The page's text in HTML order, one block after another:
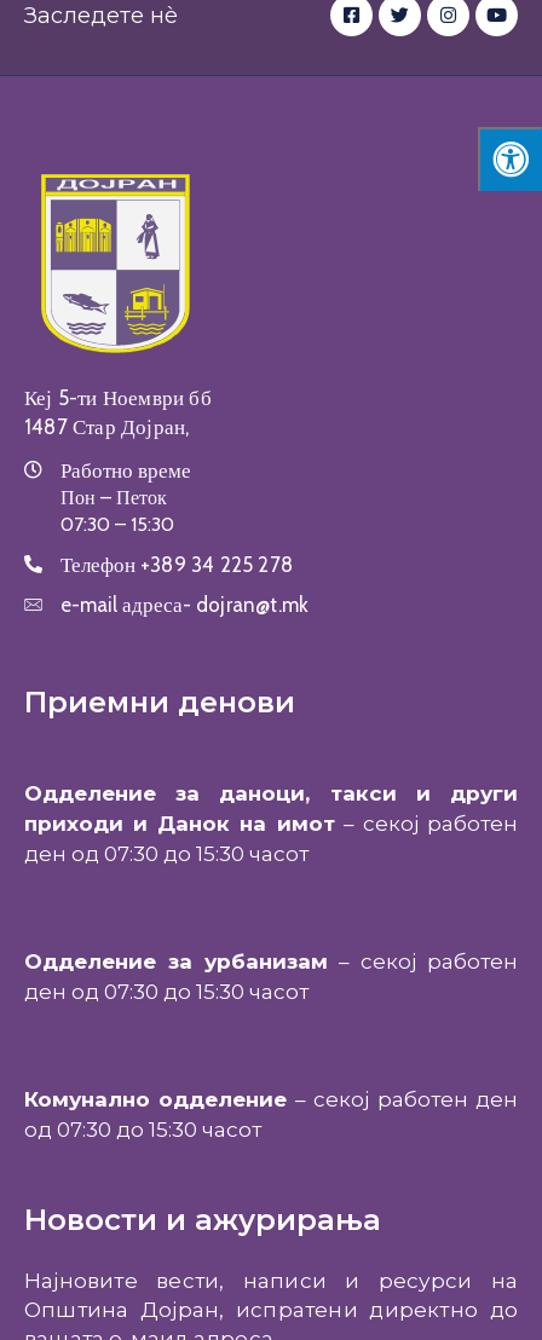
Заследете нè
Кеј 5-ти Ноември бб
1487 Стар Дојран,
Работно време
Пон – Петок
07:30 – 15:30
Телефон +389 34 225 278
e-mail адреса- dojran@t.mk
Приемни денови
Одделение за даноци, такси и други
приходи и Данок на имот– секој работен
ден од 07:30 до 15:30 часот
Одделение за урбанизам – секој работен
ден од 07:30 до 15:30 часот
Комунално одделение – секој работен ден
од 07:30 до 15:30 часот
Новости и ажурирања
Најновите вести, написи и ресурси на
Општина Дојран, испратени директно до